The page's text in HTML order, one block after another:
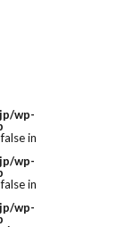
wp-
in
wp-
in
wp-